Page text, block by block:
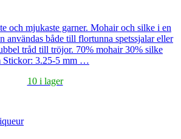
och mjukaste garner. Mohair och silke i en
både till flortunna spetssjalar eller
tråd till tröjor. 70% mohair 30% silke
Stickor: 3.25-5 mm …
10 i lager